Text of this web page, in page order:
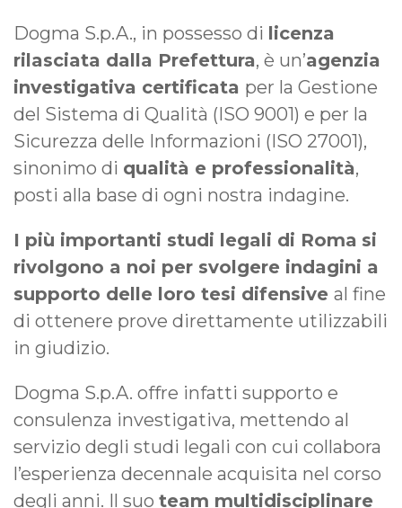
Dogma S.p.A., in possesso di licenza
rilasciata dalla Prefettura, è un’agenzia
investigativa certificata per la Gestione
del Sistema di Qualità (ISO 9001) e per la
Sicurezza delle Informazioni (ISO 27001),
sinonimo di qualità e professionalità,
posti alla base di ogni nostra indagine.
I più importanti studi legali di Roma si
rivolgono a noi per svolgere indagini a
supporto delle loro tesi difensive al fine
di ottenere prove direttamente utilizzabili
in giudizio.
Dogma S.p.A. offre infatti supporto e
consulenza investigativa, mettendo al
servizio degli studi legali con cui collabora
l’esperienza decennale acquisita nel corso
degli anni. Il suo team multidisciplinare